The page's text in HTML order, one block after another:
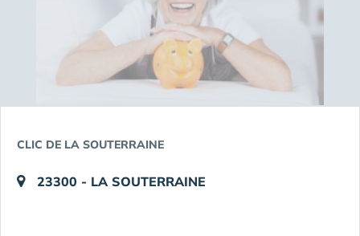
CLIC DE LA SOUTERRAINE
23300 - LA SOUTERRAINE